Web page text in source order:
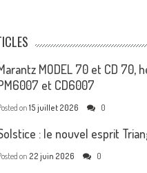
MODEL 70 et CD 70,
et CD6007
on 15 juillet 2026 0
: le nouvel esprit
on 22 juin 2026 0